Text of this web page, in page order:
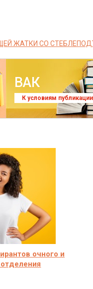
ЖАТКИ СО
ВАК
К условиям публикации
очного и